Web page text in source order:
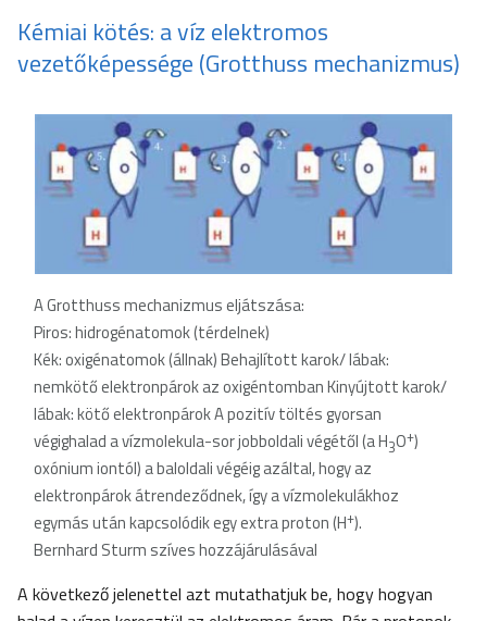
Kémiai kötés: a víz elektromos
vezetőképessége (Grotthuss mechanizmus)
A Grotthuss mechanizmus eljátszása:
Piros: hidrogénatomok (térdelnek)
Kék: oxigénatomok (állnak) Behajlított karok/ lábak:
nemkötő elektronpárok az oxigéntomban Kinyújtott karok/
lábak: kötő elektronpárok A pozitív töltés gyorsan
végighalad a vízmolekula-sor jobboldali végétől (a H3O+)
oxónium iontól) a baloldali végéig azáltal, hogy az
elektronpárok átrendeződnek, így a vízmolekulákhoz
egymás után kapcsolódik egy extra proton (H+).
Bernhard Sturm szíves hozzájárulásával
A következő jelenettel azt mutathatjuk be, hogy hogyan